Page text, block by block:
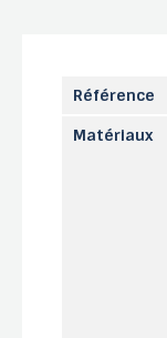
Référence
Matériaux